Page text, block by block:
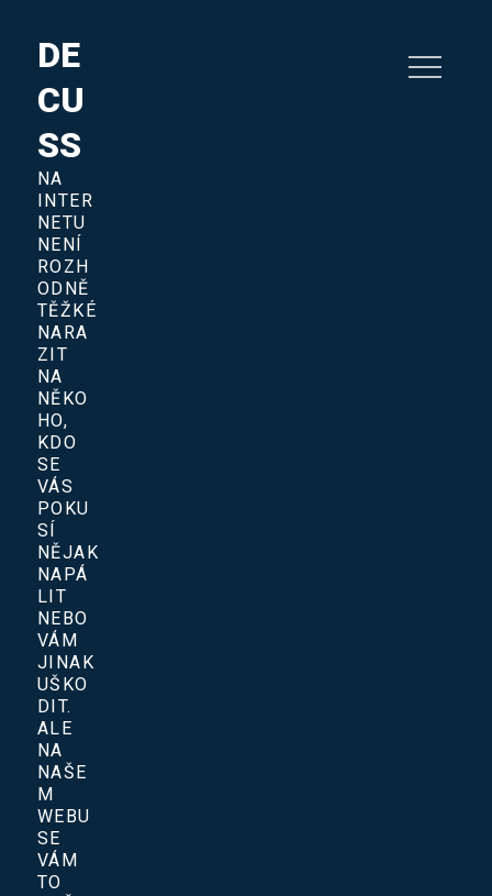
DE
CU
SS
NA
INTER
NETU
NENÍ
ROZH
ODNĚ
TĚŽKÉ
NARA
ZIT
NA
NĚKO
HO,
KDO
SE
VÁS
POKU
SÍ
NĚJAK
NAPÁ
LIT
NEBO
VÁM
JINAK
UŠKO
DIT.
ALE
NA
NAŠE
M
WEBU
SE
VÁM
TO